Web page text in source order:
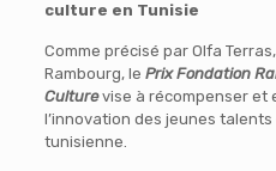
culture en Tunisie
Comme précisé par Olfa
Rambourg, le Prix Fondation
Culturevise à récompenser et
l’innovation des jeunes
tunisienne.